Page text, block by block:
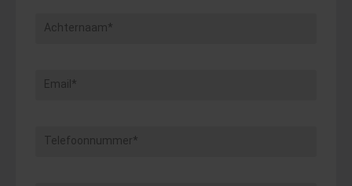
Achternaam*
Email*
Telefoonnummer*